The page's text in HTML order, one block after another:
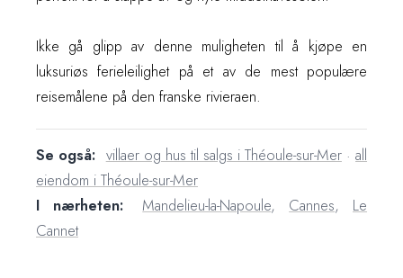
Ikke gå glipp av denne muligheten til å kjøpe en
luksuriøs ferieleilighet på et av de mest populære
reisemålene på den franske rivieraen.
Se også: villaer og hus til salgs i Théoule-sur-Mer·all
eiendom i Théoule-sur-Mer
I nærheten:
Mandelieu-la-Napoule, Cannes, Le
Cannet